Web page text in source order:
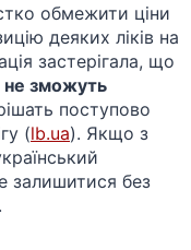
обмежити ціни
деяких ліків на
застерігала, що
не зможуть
поступово
(lb.ua). Якщо з
залишитися без